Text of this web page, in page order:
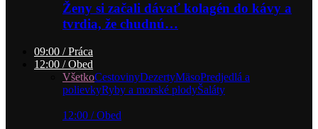
Ženy si začali dávať kolagén do kávy a
tvrdia, že chudnú…
09:00 / Práca
12:00 / Obed
VšetkoCestovinyDezertyMäsoPredjedlá a
polievkyRyby a morské plodyŠaláty
12:00 / Obed